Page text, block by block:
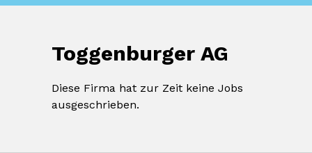
Toggenburger AG
Diese Firma hat zur Zeit keine Jobs
ausgeschrieben.